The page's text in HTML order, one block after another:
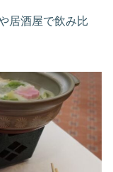
居酒屋で飲み比